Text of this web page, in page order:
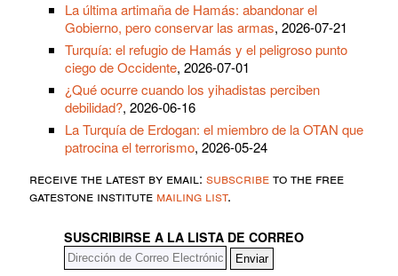
La última artimaña de Hamás: abandonar el
Gobierno, pero conservar las armas, 2026-07-21
Turquía: el refugio de Hamás y el peligroso punto
ciego de Occidente, 2026-07-01
¿Qué ocurre cuando los yihadistas perciben
debilidad?, 2026-06-16
La Turquía de Erdogan: el miembro de la OTAN que
patrocina el terrorismo, 2026-05-24
receive the latest by email: subscribeto the free
gatestone institute mailing list.
SUSCRIBIRSE A LA LISTA DE CORREO